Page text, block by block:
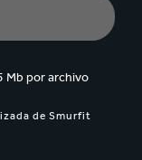
Mb por archivo
de Smurfit